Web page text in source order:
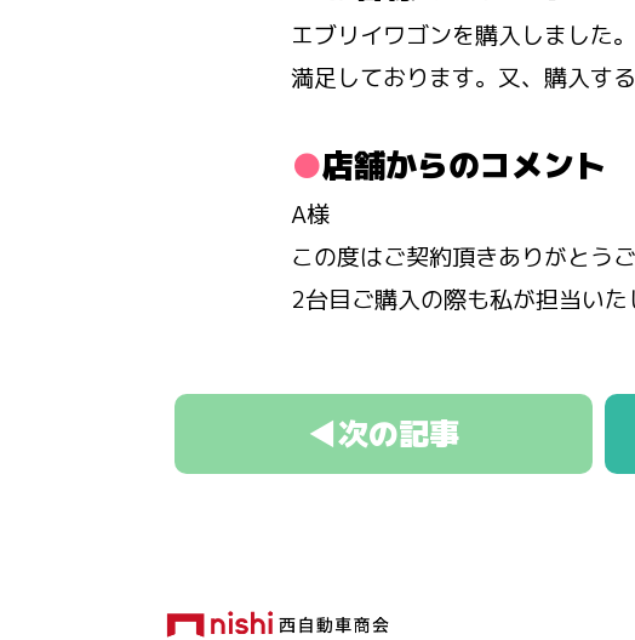
エブリイワゴンを購入しました
満足しております。又、購入す
店舗からのコメント
A様
この度はご契約頂きありがとうご
2台目ご購入の際も私が担当い
◀次の記事